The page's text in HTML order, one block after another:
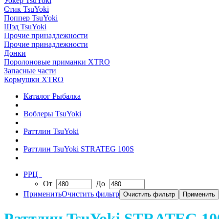
Стик TsuYoki
Поппер TsuYoki
Шэд TsuYoki
Прочие принадлежности
Прочие принадлежности
Донки
Поролоновые приманки XTRO
Запасные части
Кормушки XTRO
Каталог Рыбалка
Воблеры TsuYoki
Раттлин TsuYoki
Раттлин TsuYoki STRATEG 100S
РРЦ
От
До
ПрименитьОчистить фильтр